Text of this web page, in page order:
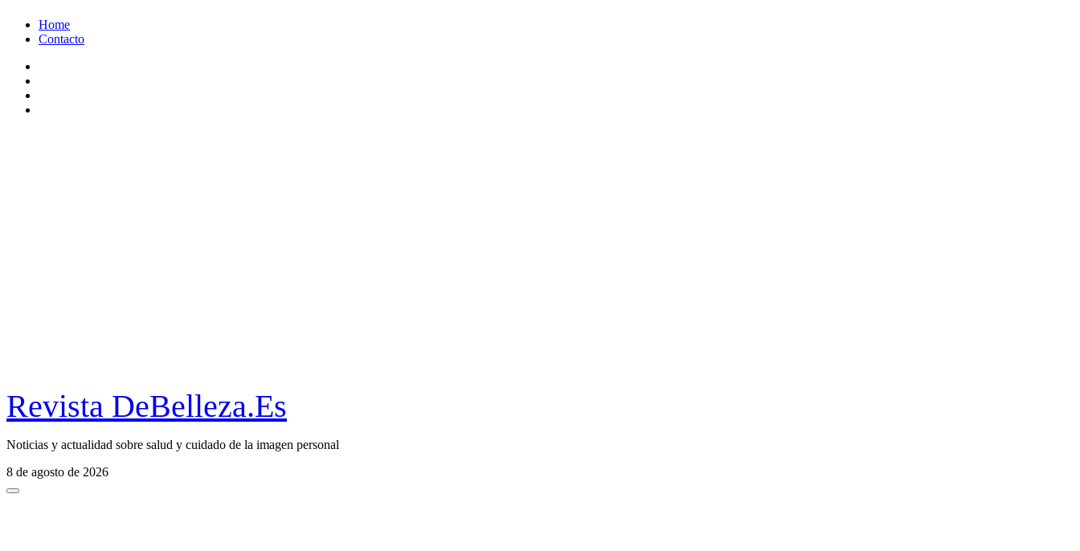
Home
Contacto
Revista DeBelleza.Es
Noticias y actualidad sobre salud y cuidado de la imagen personal
8 de agosto de 2026